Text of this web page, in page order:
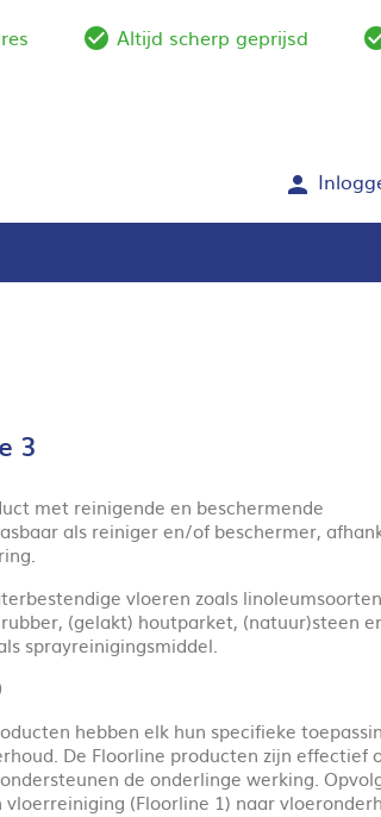
check_circle_outline
Altijd scherp geprijsd
person
3
met reinigende en beschermende
als reiniger en/of beschermer,
vloeren zoals
(gelakt) houtparket, (natuur)steen
sprayreinigingsmiddel.
hebben elk hun specifieke
De Floorline producten zijn effectief
de onderlinge werking.
(Floorline 1) naar